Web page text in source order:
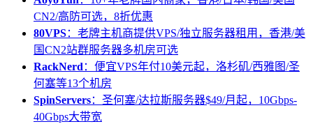
CN2/高防可选，8折优惠
80VPS：老牌主机商提供VPS/独立服务器租用，香港/美
国CN2站群服务器多机房可选
RackNerd ：便宜VPS年付10美元起，洛杉矶/西雅图/圣
何塞等13个机房
SpinServers：圣何塞/达拉斯服务器$49/月起，10Gbps-
40Gbps大带宽